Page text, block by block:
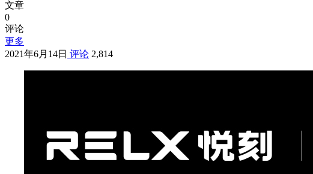
文章
0
评论
更多
2021年6月14日 评论 2,814